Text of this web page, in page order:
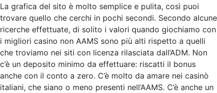
La grafica del sito è molto semplice e pulita, così puoi
trovare quello che cerchi in pochi secondi. Secondo alcune
ricerche effettuate, di solito i valori quando giochiamo con
i migliori casino non AAMS sono più alti rispetto a quelli
che troviamo nei siti con licenza rilasciata dall’ADM. Non
c’è un deposito minimo da effettuare: riscatti il bonus
anche con il conto a zero. C’è molto da amare nei casinò
italiani, che siano o meno presenti nell’AAMS. C’è anche un